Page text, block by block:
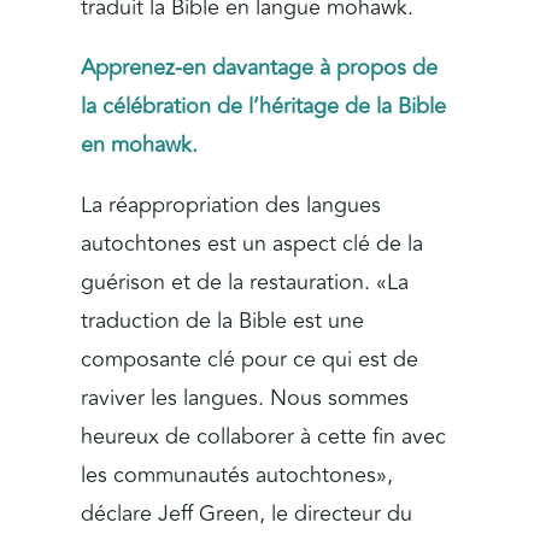
traduit la Bible en langue mohawk.
Apprenez-en davantage à propos de
la célébration de l’héritage de la Bible
en mohawk.
La réappropriation des langues
autochtones est un aspect clé de la
guérison et de la restauration. «La
traduction de la Bible est une
composante clé pour ce qui est de
raviver les langues. Nous sommes
heureux de collaborer à cette fin avec
les communautés autochtones»,
déclare Jeff Green, le directeur du